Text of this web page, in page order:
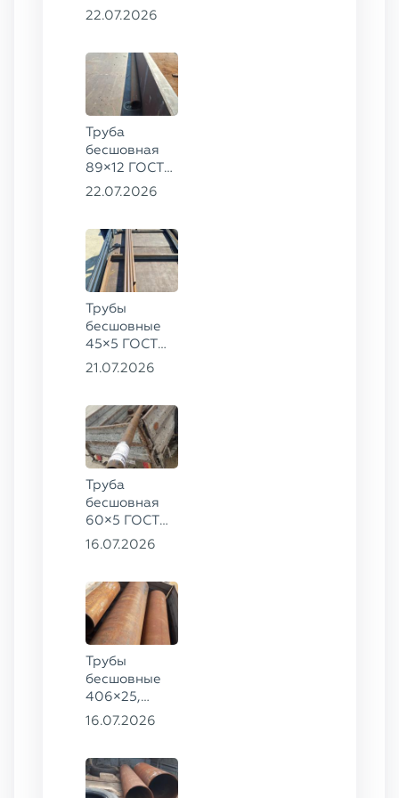
8734-75, ст.
22.07.2026
Труба
бесшовная
89×12 ГОСТ
8732-78, ст.
22.07.2026
Трубы
бесшовные
45×5 ГОСТ
8734-75, ст.
21.07.2026
Труба
бесшовная
60×5 ГОСТ
8732-78, ст.
16.07.2026
Трубы
бесшовные
406×25,
325×20,
09Г2С
16.07.2026